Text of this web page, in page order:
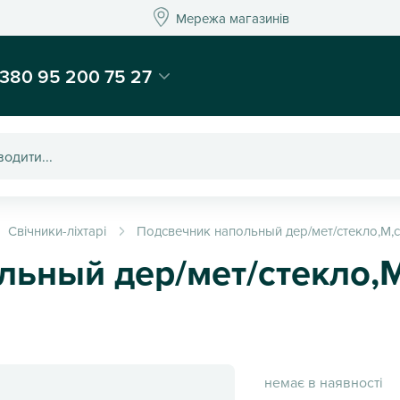
Мережа магазинівМережа
подарунків та декору - Kaktus
95 200 75 27
Свічники-ліхтарі Подсвечник напольный дер/мет/
дер/мет/
немає в наявності